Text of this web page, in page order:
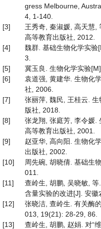
gress Melbourne,
4, 1-140.
[3]
王秀奇, 秦淑媛, 高天慧,
高等教育出版社, 2012.
[4]
魏群. 基础生物化学实验
3.
[5]
冀玉良. 生物化学实验
[6]
袁道强, 黄建华. 生物化
社, 2006.
[7]
张丽萍, 魏民, 王桂云.
版社, 2018.
[8]
张龙翔, 张庭芳, 李令媛.
高等教育出版社, 2001.
[9]
赵亚华, 高向阳. 生物化
出版社, 2002.
[10]
周先碗, 胡晓倩. 基础生
011.
[11]
查岭生, 胡鹏, 吴晓敏,
含量实验的改进[J]. 安
[12]
张晓洁, 查岭生. 有关酶
013, 19(21): 28-29, 86.
[13]
查岭生, 胡鹏, 赵娟. 对“